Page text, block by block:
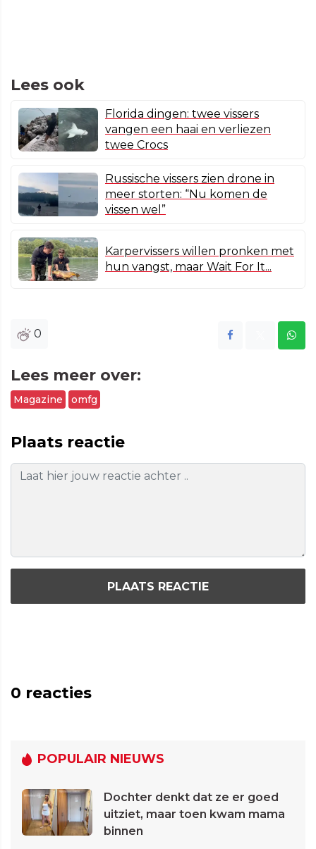
Lees ook
Florida dingen: twee vissers
vangen een haai en verliezen
twee Crocs
Russische vissers zien drone in
meer storten: “Nu komen de
vissen wel”
Karpervissers willen pronken met
hun vangst, maar Wait For It...
0
Lees meer over:
Magazine omfg
Plaats reactie
PLAATS REACTIE
0 reacties
POPULAIR NIEUWS
Dochter denkt dat ze er goed
uitziet, maar toen kwam mama
binnen